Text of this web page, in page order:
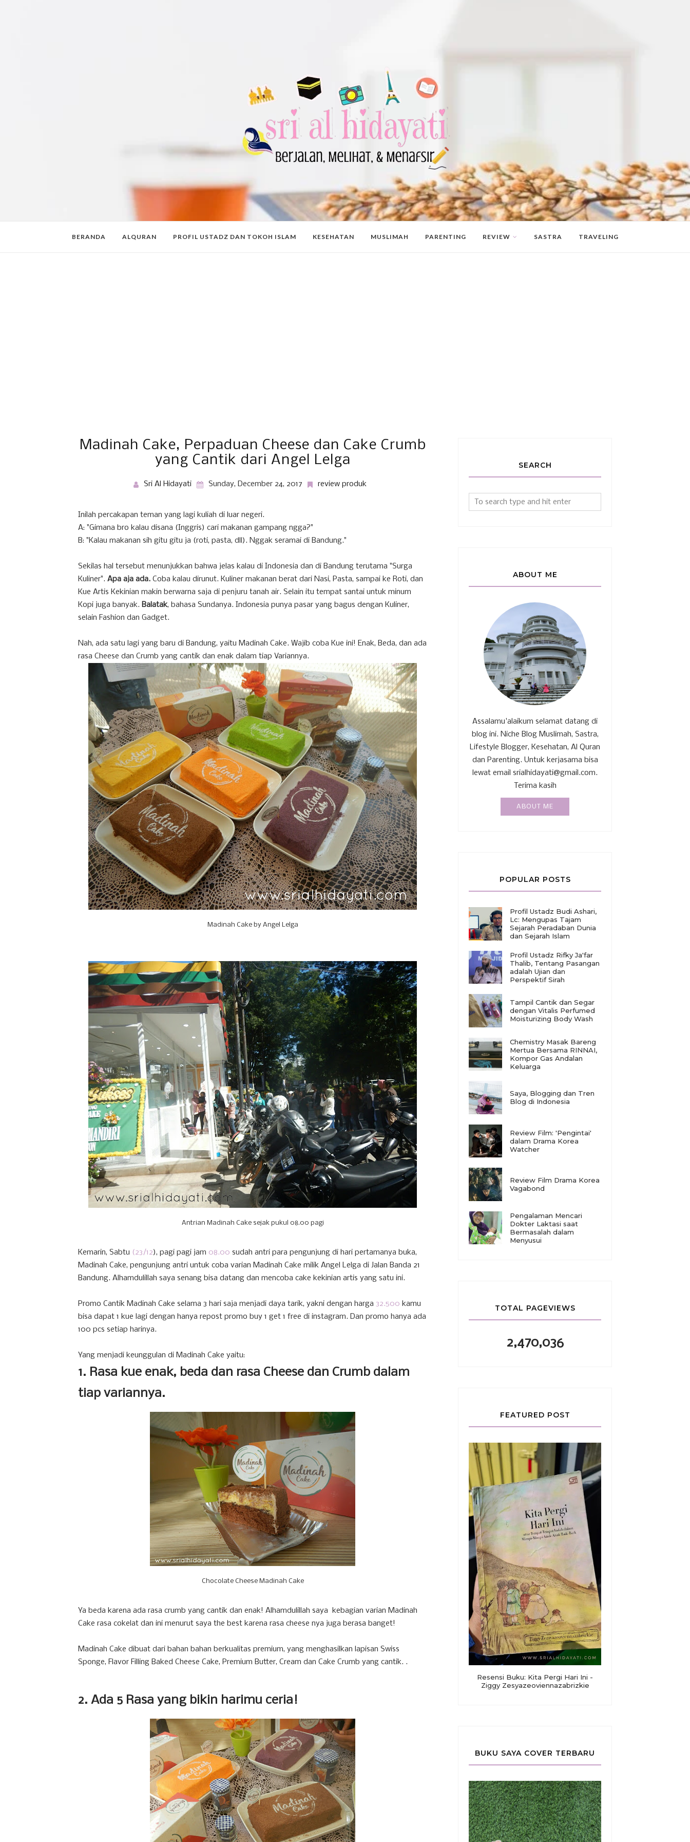
BERANDA ALQURAN PROFIL USTADZ DAN TOKOH ISLAM KESEHATAN MUSLIMAH PARENTING REVIEW SASTRA TRAVELING
Madinah Cake, Perpaduan Cheese dan Cake Crumb
yang Cantik dari Angel Lelga
Sri Al Hidayati Sunday, December 24, 2017 review produk
Inilah percakapan teman yang lagi kuliah di luar negeri.
A: "Gimana bro kalau disana (Inggris) cari makanan gampang ngga?"
B: "Kalau makanan sih gitu gitu ja (roti, pasta, dll). Nggak seramai di Bandung."
Sekilas hal tersebut menunjukkan bahwa jelas kalau di Indonesia dan di Bandung terutama "Surga
Kuliner". Apa aja ada. Coba kalau dirunut. Kuliner makanan berat dari Nasi, Pasta, sampai ke Roti, dan
Kue Artis Kekinian makin berwarna saja di penjuru tanah air. Selain itu tempat santai untuk minum
Kopi juga banyak. Balatak, bahasa Sundanya. Indonesia punya pasar yang bagus dengan Kuliner,
selain Fashion dan Gadget.
Nah, ada satu lagi yang baru di Bandung, yaitu Madinah Cake. Wajib coba Kue ini! Enak, Beda, dan ada
rasa Cheese dan Crumb yang cantik dan enak dalam tiap Variannya.
Madinah Cake by Angel Lelga
Antrian Madinah Cake sejak pukul 08.00 pagi
Kemarin, Sabtu (23/12), pagi pagi jam 08.00 sudah antri para pengunjung di hari pertamanya buka,
Madinah Cake, pengunjung antri untuk coba varian Madinah Cake milik Angel Lelga di Jalan Banda 21
Bandung. Alhamdulillah saya senang bisa datang dan mencoba cake kekinian artis yang satu ini.
Promo Cantik Madinah Cake selama 3 hari saja menjadi daya tarik, yakni dengan harga 32.500 kamu
bisa dapat 1 kue lagi dengan hanya repost promo buy 1 get 1 free di instagram. Dan promo hanya ada
100 pcs setiap harinya.
Yang menjadi keunggulan di Madinah Cake yaitu:
1. Rasa kue enak, beda dan rasa Cheese dan Crumb dalam
tiap variannya.
Chocolate Cheese Madinah Cake
Ya beda karena ada rasa crumb yang cantik dan enak! Alhamdulillah saya kebagian varian Madinah
Cake rasa cokelat dan ini menurut saya the best karena rasa cheese nya juga berasa banget!
Madinah Cake dibuat dari bahan bahan berkualitas premium, yang menghasilkan lapisan Swiss
Sponge, Flavor Filling Baked Cheese Cake, Premium Butter, Cream dan Cake Crumb yang cantik. .
2. Ada 5 Rasa yang bikin harimu ceria!
SEARCH
ABOUT ME
Assalamu'alaikum selamat datang di
blog ini. Niche Blog Muslimah, Sastra,
Lifestyle Blogger, Kesehatan, Al Quran
dan Parenting. Untuk kerjasama bisa
lewat email srialhidayati@gmail.com.
Terima kasih
ABOUT ME
POPULAR POSTS
Profil Ustadz Budi Ashari,
Lc: Mengupas Tajam
Sejarah Peradaban Dunia
dan Sejarah Islam
Profil Ustadz Rifky Ja'far
Thalib, Tentang Pasangan
adalah Ujian dan
Perspektif Sirah
Tampil Cantik dan Segar
dengan Vitalis Perfumed
Moisturizing Body Wash
Chemistry Masak Bareng
Mertua Bersama RINNAI,
Kompor Gas Andalan
Keluarga
Saya, Blogging dan Tren
Blog di Indonesia
Review Film: 'Pengintai'
dalam Drama Korea
Watcher
Review Film Drama Korea
Vagabond
Pengalaman Mencari
Dokter Laktasi saat
Bermasalah dalam
Menyusui
TOTAL PAGEVIEWS
2,470,036
FEATURED POST
Resensi Buku: Kita Pergi Hari Ini -
Ziggy Zesyazeoviennazabrizkie
BUKU SAYA COVER TERBARU